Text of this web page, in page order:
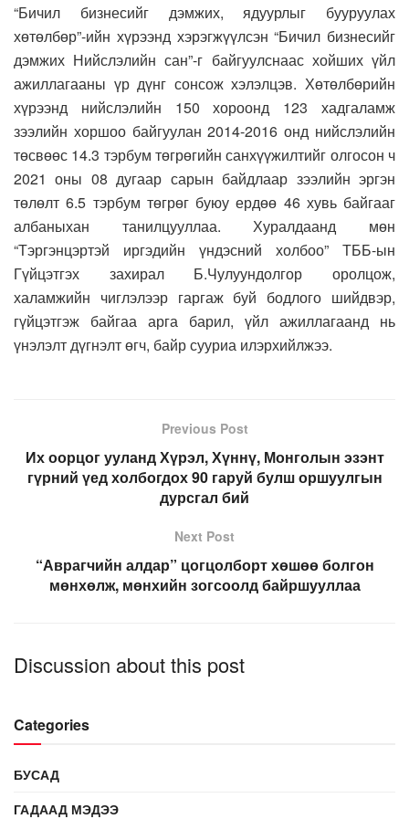
“Бичил бизнесийг дэмжих, ядуурлыг бууруулах
хөтөлбөр”-ийн хүрээнд хэрэгжүүлсэн “Бичил бизнесийг
дэмжих Нийслэлийн сан”-г байгуулснаас хойших үйл
ажиллагааны үр дүнг сонсож хэлэлцэв. Хөтөлбөрийн
хүрээнд нийслэлийн 150 хороонд 123 хадгаламж
зээлийн хоршоо байгуулан 2014-2016 онд нийслэлийн
төсвөөс 14.3 тэрбум төгрөгийн санхүүжилтийг олгосон ч
2021 оны 08 дугаар сарын байдлаар зээлийн эргэн
төлөлт 6.5 тэрбум төгрөг буюу ердөө 46 хувь байгааг
албаныхан танилцууллаа. Хуралдаанд мөн
“Тэргэнцэртэй иргэдийн үндэсний холбоо” ТББ-ын
Гүйцэтгэх захирал Б.Чулуундолгор оролцож,
халамжийн чиглэлээр гаргаж буй бодлого шийдвэр,
гүйцэтгэж байгаа арга барил, үйл ажиллагаанд нь
үнэлэлт дүгнэлт өгч, байр сууриа илэрхийлжээ.
Previous Post
Их оорцог ууланд Хүрэл, Хүннү, Монголын эзэнт
гүрний үед холбогдох 90 гаруй булш оршуулгын
дурсгал бий
Next Post
“Аврагчийн алдар” цогцолборт хөшөө болгон
мөнхөлж, мөнхийн зогсоолд байршууллаа
Discussion about this post
Categories
БУСАД
ГАДААД МЭДЭЭ